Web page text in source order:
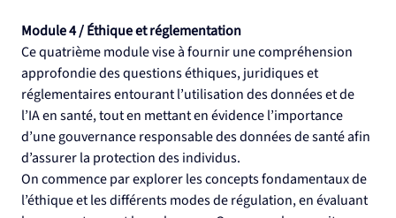
Module 4 / Éthique et réglementation
Ce quatrième module vise à fournir une compréhension
approfondie des questions éthiques, juridiques et
réglementaires entourant l’utilisation des données et de
l’IA en santé, tout en mettant en évidence l’importance
d’une gouvernance responsable des données de santé afin
d’assurer la protection des individus.
On commence par explorer les concepts fondamentaux de
l’éthique et les différents modes de régulation, en évaluant